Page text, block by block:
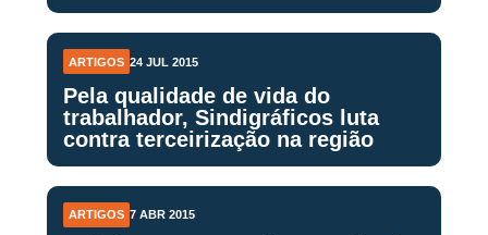
ARTIGOS 24 JUL 2015
Pela qualidade de vida do
trabalhador, Sindigráficos luta
contra terceirização na região
ARTIGOS 7 ABR 2015